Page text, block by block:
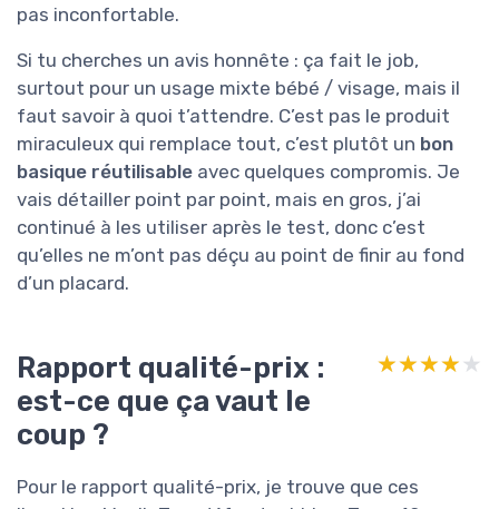
pas inconfortable.
Si tu cherches un avis honnête : ça fait le job,
surtout pour un usage mixte bébé / visage, mais il
faut savoir à quoi t’attendre. C’est pas le produit
miraculeux qui remplace tout, c’est plutôt un bon
basique réutilisable avec quelques compromis. Je
vais détailler point par point, mais en gros, j’ai
continué à les utiliser après le test, donc c’est
qu’elles ne m’ont pas déçu au point de finir au fond
d’un placard.
Rapport qualité-prix :
est-ce que ça vaut le
coup ?
★★★★★
★★★★★
Pour le rapport qualité-prix, je trouve que ces